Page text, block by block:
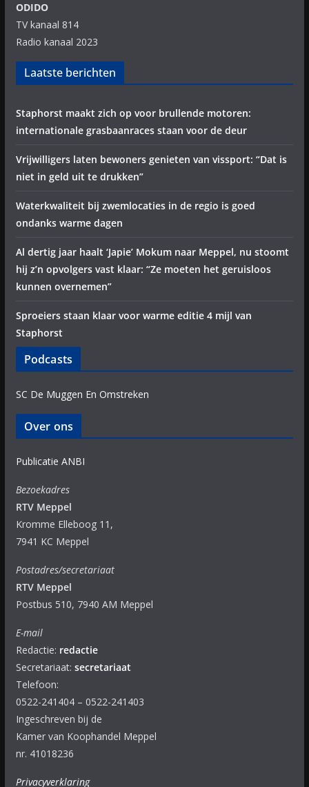
ODIDO
TV kanaal 814
Radio kanaal 2023
Laatste berichten
Staphorst maakt zich op voor brullende motoren:
internationale grasbaanraces staan voor de deur
Vrijwilligers laten bewoners genieten van vissport: “Dat is
niet in geld uit te drukken”
Waterkwaliteit bij zwemlocaties in de regio is goed
ondanks warme dagen
Al dertig jaar haalt ‘Japie’ Mokum naar Meppel, nu stoomt
hij z’n opvolgers vast klaar: “Ze moeten het geruisloos
kunnen overnemen”
Sproeiers staan klaar voor warme editie 4 mijl van
Staphorst
Podcasts
SC De Muggen En Omstreken
Over ons
Publicatie ANBI
Bezoekadres
RTV Meppel
Kromme Elleboog 11,
7941 KC Meppel
Postadres/secretariaat
RTV Meppel
Postbus 510, 7940 AM Meppel
E-mail
Redactie: redactie
Secretariaat: secretariaat
Telefoon:
0522-241404 – 0522-241403
Ingeschreven bij de
Kamer van Koophandel Meppel
nr. 41018236
Privacyverklaring